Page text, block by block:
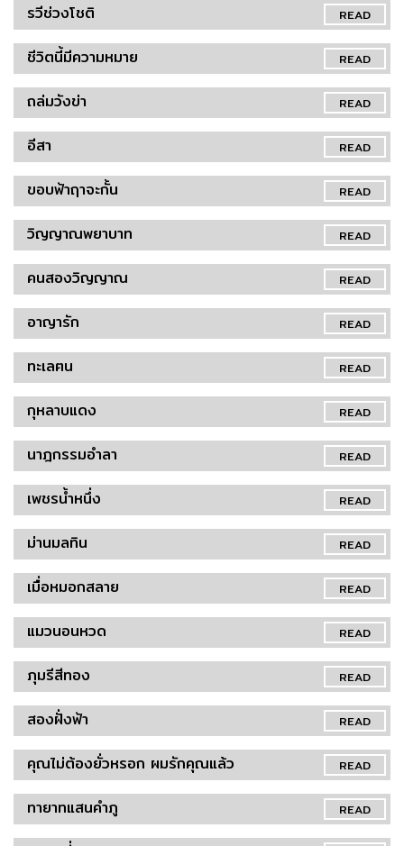
READ
รวีช่วงโชติ
READ
ชีวิตนี้มีความหมาย
READ
ถล่มวังข่า
READ
อีสา
READ
ขอบฟ้าฤาจะกั้น
READ
วิญญาณพยาบาท
READ
คนสองวิญญาณ
READ
อาญารัก
READ
ทะเลฅน
READ
กุหลาบแดง
READ
นาฎกรรมอำลา
READ
เพชรน้ำหนึ่ง
READ
ม่านมลทิน
READ
เมื่อหมอกสลาย
READ
แมวนอนหวด
READ
ภุมรีสีทอง
READ
สองฝั่งฟ้า
READ
คุณไม่ต้องยั่วหรอก ผมรักคุณแล้ว
READ
ทายาทแสนคำภู